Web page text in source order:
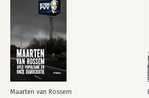
Bekijk alle boeken
Lijst van denkfouten en drogredenen in
Lijst van ICT-begrippen in dit boek 243
Lijst van belangrijke bronnen en
Noten 253
Maarten van Rossem